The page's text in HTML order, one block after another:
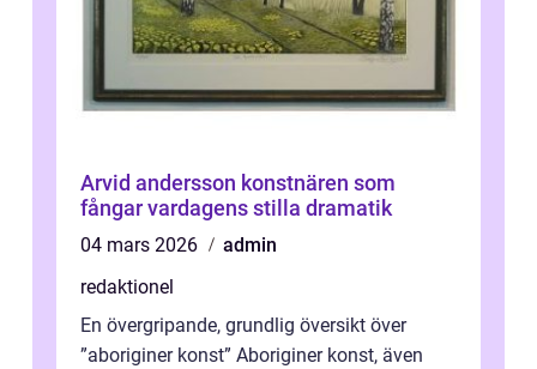
Arvid andersson konstnären som
fångar vardagens stilla dramatik
04 mars 2026
admin
redaktionel
En övergripande, grundlig översikt över
”aboriginer konst” Aboriginer konst, även